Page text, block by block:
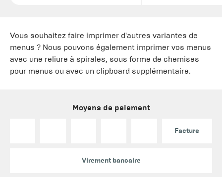
Vous souhaitez faire imprimer d'autres variantes de
menus ? Nous pouvons également imprimer vos menus
avec une reliure à spirales, sous forme de chemises
pour menus ou avec un clipboard supplémentaire.
Moyens de paiement
Facture
Virement bancaire